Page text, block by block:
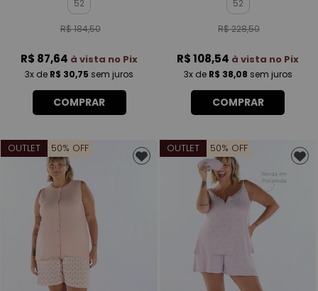
52
R$ 184,50
R$ 87,64 à vista no Pix
3x de R$ 30,75 sem juros
COMPRAR
52
R$ 228,50
R$ 108,54 à vista no Pix
3xde R$ 38,08 sem juros
COMPRAR
OUTLET 50% OFF OUTLET 50% OFF